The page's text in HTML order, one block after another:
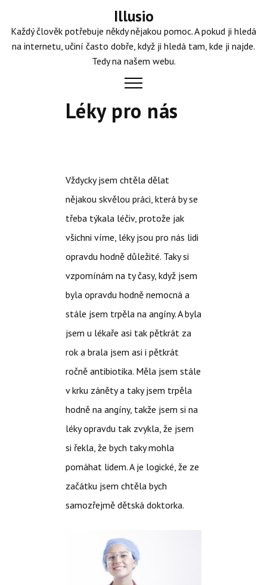
content
Illusio
Každý člověk potřebuje někdy nějakou pomoc. A pokud ji hledá
na internetu, učiní často dobře, když ji hledá tam, kde ji najde.
Tedy na našem webu.
Léky pro nás
Vždycky jsem chtěla dělat
nějakou skvělou práci, která by se
třeba týkala léčiv, protože jak
všichni víme, léky jsou pro nás lidi
opravdu hodně důležité. Taky si
vzpomínám na ty časy, když jsem
byla opravdu hodně nemocná a
stále jsem trpěla na angíny. A byla
jsem u lékaře asi tak pětkrát za
rok a brala jsem asi i pětkrát
ročně antibiotika. Měla jsem stále
v krku záněty a taky jsem trpěla
hodně na angíny, takže jsem si na
léky opravdu tak zvykla, že jsem
si řekla, že bych taky mohla
pomáhat lidem. A je logické, že ze
začátku jsem chtěla bych
samozřejmě dětská doktorka.